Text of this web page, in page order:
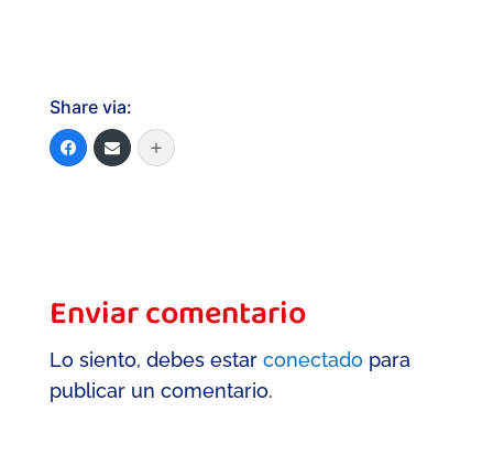
Share via:
Enviar comentario
Lo siento, debes estar conectado para
publicar un comentario.